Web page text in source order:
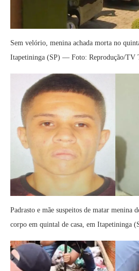
Sem velório, menina achada morta no
Itapetininga (SP) — Foto: Reprodução/TV
Padrasto e mãe suspeitos de matar menina
corpo em quintal de casa, em Itapetininga